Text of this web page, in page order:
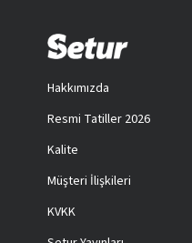
Hakkımızda
Resmi Tatiller 2026
Kalite
Müşteri İlişkileri
KVKK